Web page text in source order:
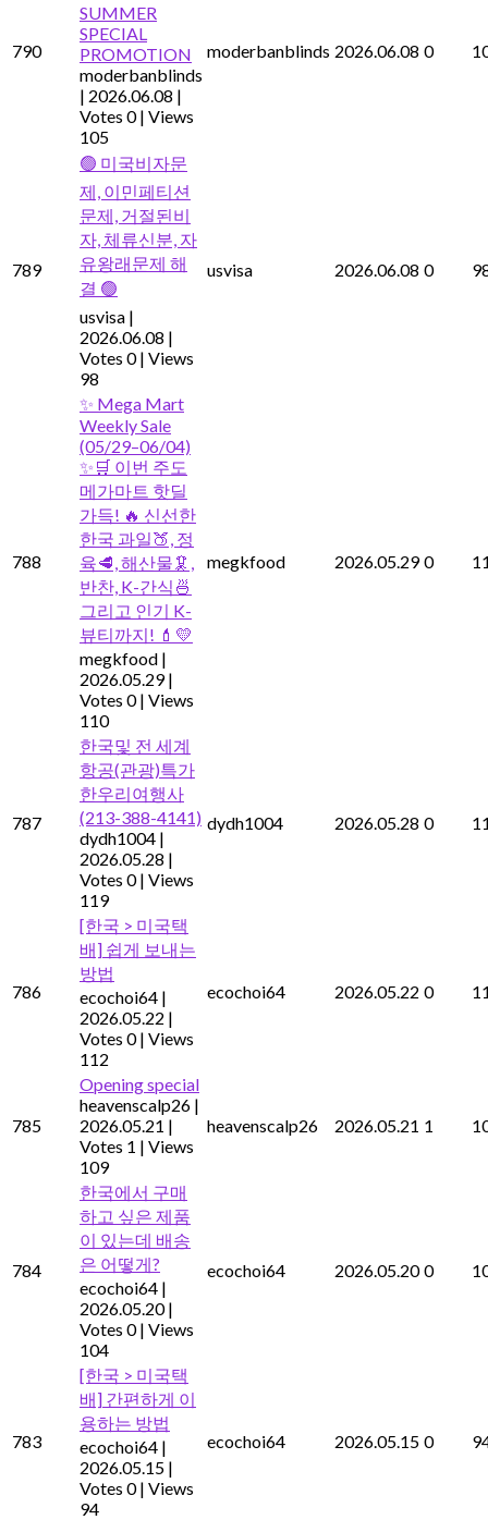
790
SUMMER
SPECIAL
PROMOTION
moderbanblinds
| 2026.06.08 |
Votes 0 | Views
105
moderbanblinds 2026.06.08 0
789
🟢 미국비자문
제, 이민페티션
문제, 거절된비
자, 체류신분, 자
유왕래문제 해
결 🟢
usvisa |
2026.06.08 |
Votes 0 | Views
98
usvisa 2026.06.08 0
788
✨ Mega Mart
Weekly Sale
(05/29–06/04)
✨🛒 이번 주도
메가마트 핫딜
가득! 🔥 신선한
한국 과일🍑, 정
육🥩, 해산물🦑,
반찬, K-간식🍜
그리고 인기 K-
뷰티까지! 💄💛
megkfood |
2026.05.29 |
Votes 0 | Views
110
megkfood 2026.05.29 0
787
한국및 전 세계
항공(관광)특가
한우리여행사
(213-388-4141)
dydh1004 |
2026.05.28 |
Votes 0 | Views
119
dydh1004 2026.05.28 0
786
[한국 > 미국택
배] 쉽게 보내는
방법
ecochoi64 |
2026.05.22 |
Votes 0 | Views
112
ecochoi64 2026.05.22 0
785
Opening special
heavenscalp26 |
2026.05.21 |
Votes 1 | Views
109
heavenscalp26 2026.05.21 1
784
한국에서 구매
하고 싶은 제품
이 있는데 배송
은 어떻게?
ecochoi64 |
2026.05.20 |
Votes 0 | Views
104
ecochoi64 2026.05.20 0
783
[한국 > 미국택
배] 간편하게 이
용하는 방법
ecochoi64 |
2026.05.15 |
Votes 0 | Views
94
ecochoi64 2026.05.15 0